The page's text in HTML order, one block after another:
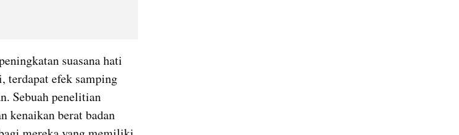
suasana hati
terdapat efek samping
Sebuah penelitian
kenaikan berat badan